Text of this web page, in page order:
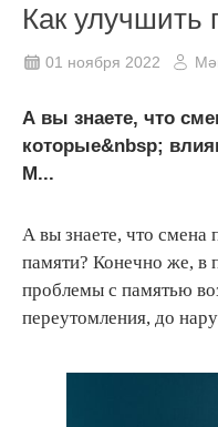
Как улучшить
01 ноября 2022
А вы знаете, что
которые&nbsp;
М...
А вы знаете, что смена
памяти? Конечно же, в
проблемы с памятью
переутомления, до